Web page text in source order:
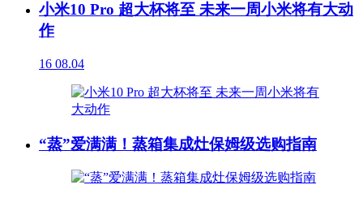
小米10 Pro 超大杯将至 未来一周小米将有大动
作
16 08.04
“蒸”爱满满！蒸箱集成灶保姆级选购指南